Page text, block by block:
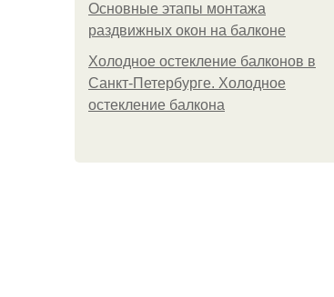
Основные этапы монтажа
раздвижных окон на балконе
Холодное остекление балконов в
Санкт-Петербурге. Холодное
остекление балкона